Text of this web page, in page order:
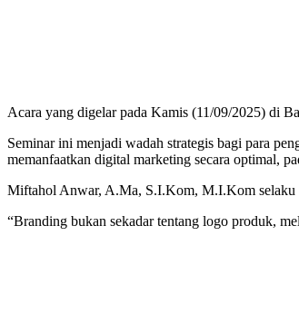
Acara yang digelar pada Kamis (11/09/2025) di
Seminar ini menjadi wadah strategis bagi para
memanfaatkan digital marketing secara optimal,
Miftahol Anwar, A.Ma, S.I.Kom, M.I.Kom selaku
“Branding bukan sekadar tentang logo produk,